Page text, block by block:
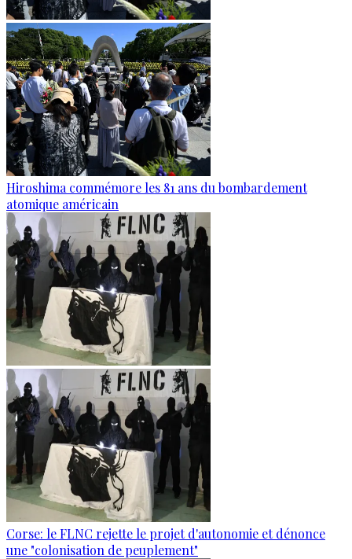
Hiroshima commémore les 81 ans du bombardement
atomique américain
Corse: le FLNC rejette le projet d'autonomie et dénonce
une "colonisation de peuplement"